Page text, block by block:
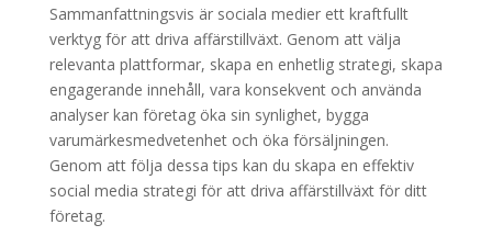
Sammanfattningsvis är sociala medier ett kraftfullt
verktyg för att driva affärstillväxt. Genom att välja
relevanta plattformar, skapa en enhetlig strategi, skapa
engagerande innehåll, vara konsekvent och använda
analyser kan företag öka sin synlighet, bygga
varumärkesmedvetenhet och öka försäljningen.
Genom att följa dessa tips kan du skapa en effektiv
social media strategi för att driva affärstillväxt för ditt
företag.